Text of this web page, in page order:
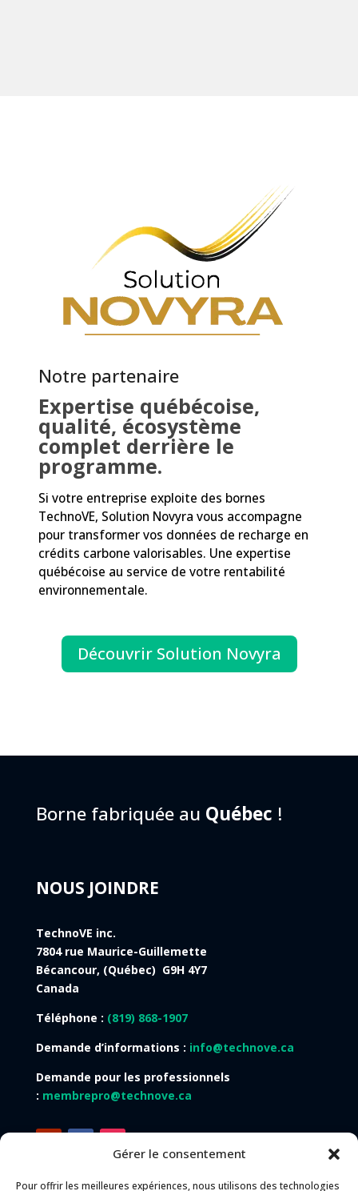
Gérer le consentement
Pour offrir les meilleures expériences, nous utilisons des technologies
Notre partenaire
Expertise québécoise,
qualité, écosystème
complet derrière le
programme.
Si votre entreprise exploite des bornes
TechnoVE, Solution Novyra vous accompagne
pour transformer vos données de recharge en
crédits carbone valorisables. Une expertise
québécoise au service de votre rentabilité
environnementale.
Découvrir Solution Novyra
Borne fabriquée au Québec !
NOUS JOINDRE
TechnoVE inc.
7804 rue Maurice-Guillemette
Bécancour, (Québec) G9H 4Y7
Canada
Téléphone : (819) 868-1907
Demande d’informations : info@technove.ca
Demande pour les professionnels
: membrepro@technove.ca